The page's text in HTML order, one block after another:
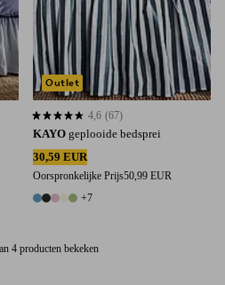
KAYO geplooide bedsprei
30,59 EUR
Oorspronkelijke Prijs50,99 EUR
12 kleuren
+7
4,6 op basis van 67 beoordelingen
4,6 (67)
Outlet
4 producten bekeken